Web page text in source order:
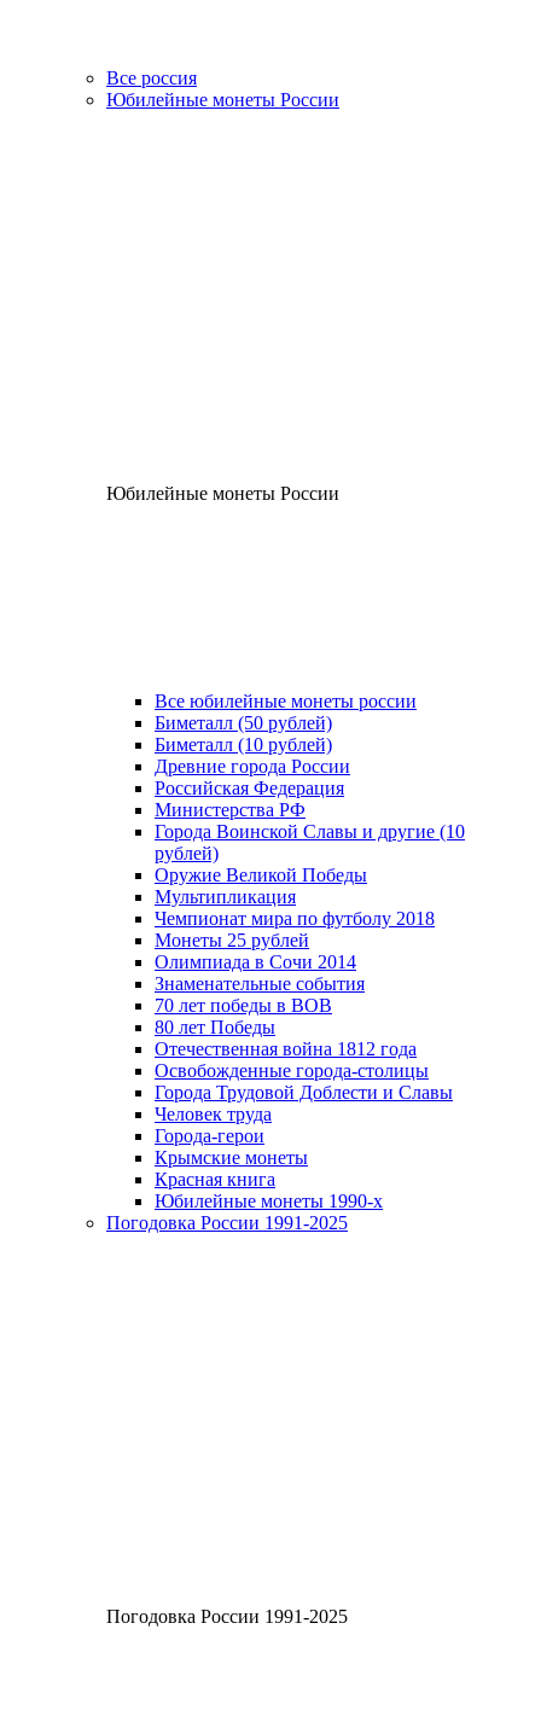
Все россия
Юбилейные монеты России
Юбилейные монеты России
Все юбилейные монеты россии
Биметалл (50 рублей)
Биметалл (10 рублей)
Древние города России
Российская Федерация
Министерства РФ
Города Воинской Славы и другие (10
рублей)
Оружие Великой Победы
Мультипликация
Чемпионат мира по футболу 2018
Монеты 25 рублей
Олимпиада в Сочи 2014
Знаменательные события
70 лет победы в ВОВ
80 лет Победы
Отечественная война 1812 года
Освобожденные города-столицы
Города Трудовой Доблести и Славы
Человек труда
Города-герои
Крымские монеты
Красная книга
Юбилейные монеты 1990-х
Погодовка России 1991-2025
Погодовка России 1991-2025